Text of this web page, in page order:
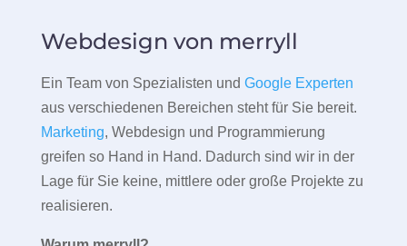
Webdesign von merryll
Ein Team von Spezialisten und Google Experten
aus verschiedenen Bereichen steht für Sie bereit.
Marketing, Webdesign und Programmierung
greifen so Hand in Hand. Dadurch sind wir in der
Lage für Sie keine, mittlere oder große Projekte zu
realisieren.